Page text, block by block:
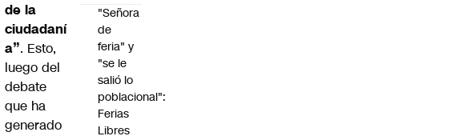
de la
ciudadaní
a”. Esto,
luego del
debate
que ha
generado
"Señora
de
feria" y
"se le
salió lo
poblacional":
Ferias
Libres